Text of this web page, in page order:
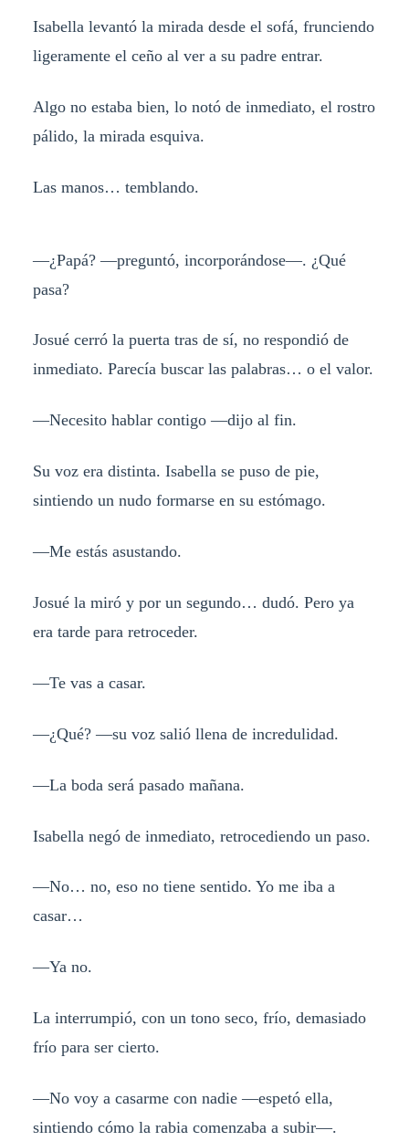
Isabella levantó la mirada desde el sofá, frunciendo
ligeramente el ceño al ver a su padre entrar.
Algo no estaba bien, lo notó de inmediato, el rostro
pálido, la mirada esquiva.
Las manos… temblando.
—¿Papá? —preguntó, incorporándose—. ¿Qué
pasa?
Josué cerró la puerta tras de sí, no respondió de
inmediato. Parecía buscar las palabras… o el valor.
—Necesito hablar contigo —dijo al fin.
Su voz era distinta. Isabella se puso de pie,
sintiendo un nudo formarse en su estómago.
—Me estás asustando.
Josué la miró y por un segundo… dudó. Pero ya
era tarde para retroceder.
—Te vas a casar.
—¿Qué? —su voz salió llena de incredulidad.
—La boda será pasado mañana.
Isabella negó de inmediato, retrocediendo un paso.
—No… no, eso no tiene sentido. Yo me iba a
casar…
—Ya no.
La interrumpió, con un tono seco, frío, demasiado
frío para ser cierto.
—No voy a casarme con nadie —espetó ella,
sintiendo cómo la rabia comenzaba a subir—.